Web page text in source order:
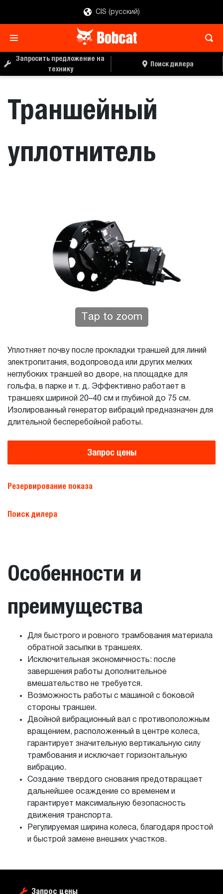
CIS (русский)
Запросить предложение на
технику
Поиск дилера
Траншейный
уплотнитель
Tap to zoom
Уплотняет почву после прокладки траншей для линий
электропитания, водопровода или других мелких
неглубоких траншей во дворе, на площадке для
гольфа, в парке и т. д. Эффективно работает в
траншеях шириной 20–40 см и глубиной до 75 см.
Изолированный генератор вибраций предназначен для
длительной бесперебойной работы.
Запрос цены
Резервирование показа
Поиск дилера
Особенности и
преимущества
Для быстрого и ровного трамбования материала
обратной засыпки в траншеях.
Исключительная экономичность: после
завершения работы дополнительное
вмешательство не требуется.
Возможность работы с машиной с боковой
стороны траншеи.
Двойной вибрационный вал с противоположным
вращением, расположенный в центре колеса,
гарантирует значительную вертикальную силу
трамбования и исключает горизонтальную
вибрацию.
Создание твердого снования предотвращает
дальнейшее осаждение со временем и
гарантирует максимальную безопасность
движения транспорта.
Регулируемая ширина колеса, благодаря простой
и быстрой замене внешних участков.
Запрос цены
ЗАПРОС ЦЕНЫ ПОИСК ДИЛЕРА